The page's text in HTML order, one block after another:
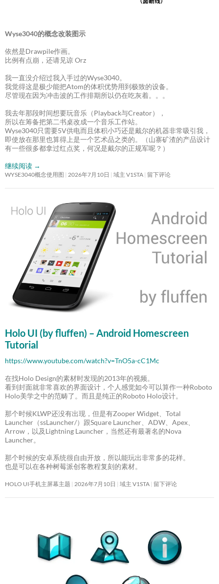
Wyse3040的概念改装图示
依然是Drawpile作画。
比例有点崩，还请见谅 Orz
我一直没介绍过我入手过的Wyse3040。
我觉得这是极少能把Atom的体积优势用到极致的设备。
尽管现在因为冲击波的工作排期所以仍在吃灰着。。。
我去年那段时间想要玩音乐（Playback与Creator），
所以在筹备把第二书桌改成一个音乐工作站。
Wyse3040只需要5V供电而且体积小巧还是戴尔的机器非常吸引我，
即使放在那里也算得上是一个艺术品之类的。（山寨矿渣的产品设计
有一些很多都拿过红点奖，何况是戴尔的正规军呢？）
继续阅读 →
WYSE3040概念使用图 2026年7月10日 域主 V1STA 留下评论
Holo UI (by fluffen) – Android Homescreen
Tutorial
https://www.youtube.com/watch?v=TnO5a-cC1Mc
在找Holo Design的素材时发现的2013年的视频。
看到封面就非常喜欢的界面设计，个人感觉如今可以算作一种Roboto
Holo美学之中的范畴了。而且是纯正的Roboto Holo设计。
那个时候KLWP还没有出现，但是有Zooper Widget、Total
Launcher（ssLauncher/）跟Square Launcher、ADW、Apex、
Arrow，以及Lightning Launcher，当然还有最著名的Nova
Launcher。
那个时候的安卓系统很自由开放，所以能玩出非常多的花样。
也是可以在各种树莓派创客教程复刻的素材。
HOLO UI手机主屏幕主题 2026年7月10日 域主 V1STA 留下评论